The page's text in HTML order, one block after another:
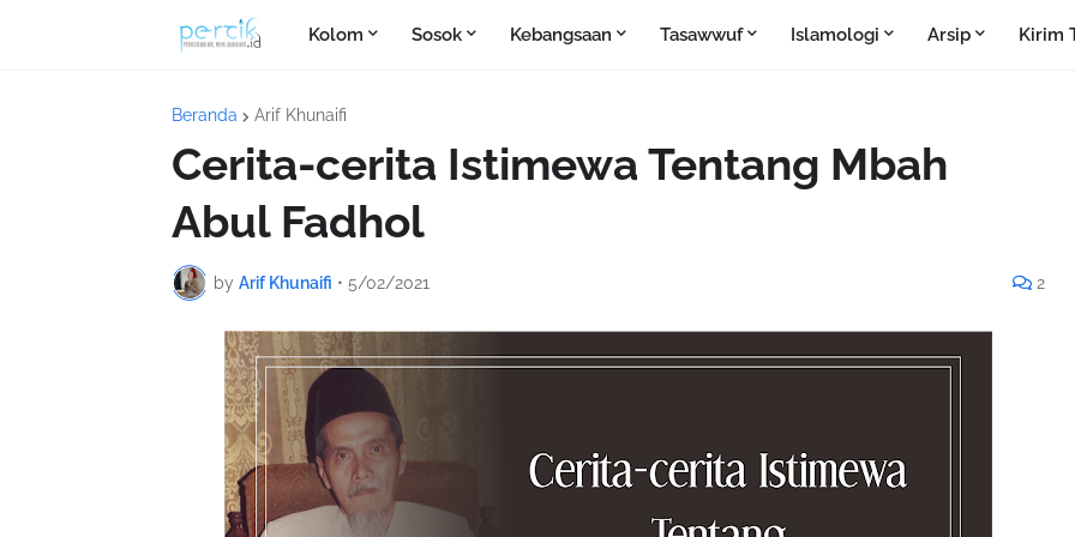
Kolom Sosok Kebangsaan Tasawwuf Islamologi Arsip Kirim
Beranda Arif Khunaifi
Cerita-cerita Istimewa Tentang Mbah
Abul Fadhol
by Arif Khunaifi • 5/02/2021 2